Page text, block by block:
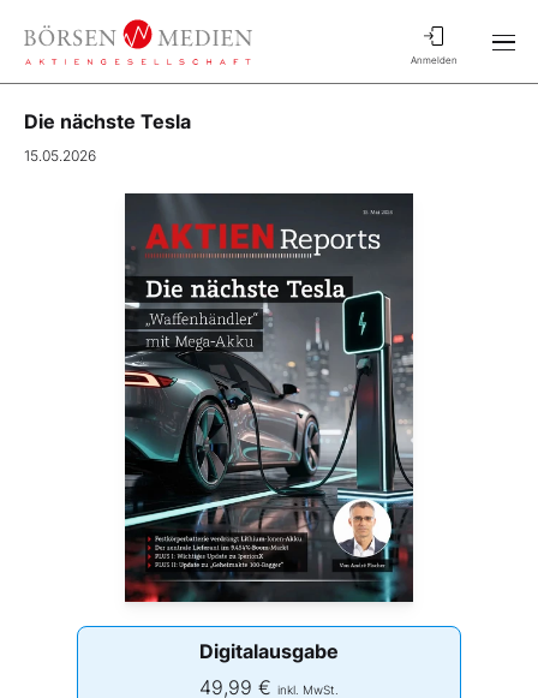
Anmelden
Die nächste Tesla
15.05.2026
Digitalausgabe
49,99 € inkl. MwSt.